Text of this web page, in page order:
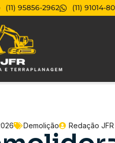
(11) 95856-2962 (11) 91014-
Demolição Redação